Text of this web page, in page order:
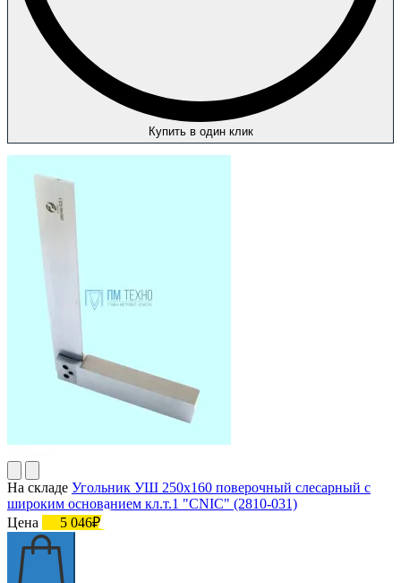
Купить в один клик
На складе Угольник УШ 250х160 поверочный слесарный с
широким основанием кл.т.1 "CNIC" (2810-031)
Цена
5 046₽